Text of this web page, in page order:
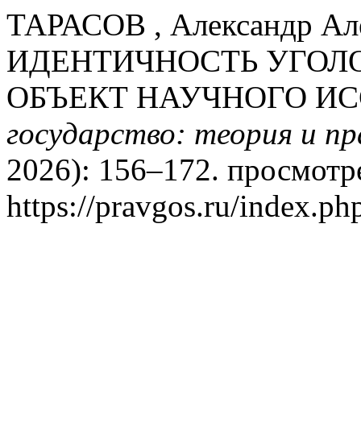
ТАРАСОВ , Александр
ИДЕНТИЧНОСТЬ
ОБЪЕКТ НАУЧНОГО
государство: теория и
2026): 156–172.
https://pravgos.ru/